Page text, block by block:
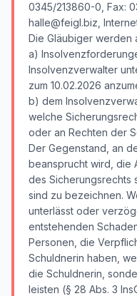
0345/213860-0, Fax:
halle@feigl.biz,
Die Gläubiger werden
a)
Insolvenzverwalter
zum 10.02.2026
b) dem
welche
oder an Rechten der
Der Gegenstand, an
beansprucht wird, die
des Sicherungsrechts
sind zu bezeichnen.
unterlässt oder
entstehenden
Personen, die
Schuldnerin haben,
die Schuldnerin,
leisten (§ 28 Abs. 3